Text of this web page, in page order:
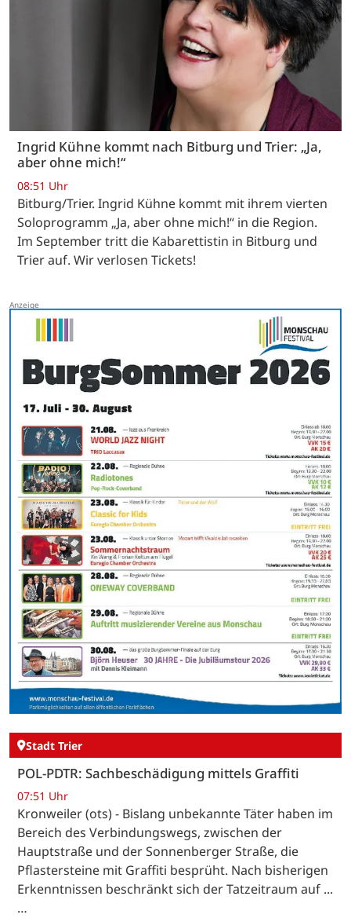
Ingrid Kühne kommt nach Bitburg und Trier: „Ja,
aber ohne mich!“
08:51 Uhr
Bitburg/Trier. Ingrid Kühne kommt mit ihrem vierten
Soloprogramm „Ja, aber ohne mich!“ in die Region.
Im September tritt die Kabarettistin in Bitburg und
Trier auf. Wir verlosen Tickets!
Stadt Trier
POL-PDTR: Sachbeschädigung mittels Graffiti
07:51 Uhr
Kronweiler (ots) - Bislang unbekannte Täter haben im
Bereich des Verbindungswegs, zwischen der
Hauptstraße und der Sonnenberger Straße, die
Pflastersteine mit Graffiti besprüht. Nach bisherigen
Erkenntnissen beschränkt sich der Tatzeitraum auf ...
…